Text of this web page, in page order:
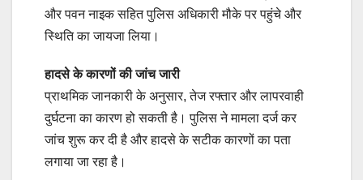
और पवन नाइक सहित पुलिस अधिकारी मौके पर पहुंचे और
स्थिति का जायजा लिया।
हादसे के कारणों की जांच जारी
प्राथमिक जानकारी के अनुसार, तेज रफ्तार और लापरवाही
दुर्घटना का कारण हो सकती है। पुलिस ने मामला दर्ज कर
जांच शुरू कर दी है और हादसे के सटीक कारणों का पता
लगाया जा रहा है।